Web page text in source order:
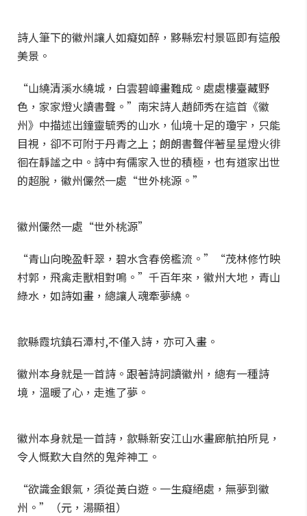
詩人筆下的徽州讓人如癡如醉，黟縣宏村景區即有這般
美景。
“山繞清溪水繞城，白雲碧嶂畫難成。處處樓臺藏野
色，家家燈火讀書聲。”南宋詩人趙師秀在這首《徽
州》中描述出鐘靈毓秀的山水，仙境十足的瓊宇，只能
目視，卻不可附于丹青之上；朗朗書聲伴著星星燈火徘
徊在靜謐之中。詩中有儒家入世的積極，也有道家出世
的超脫，徽州儼然一處“世外桃源。”
徽州儼然一處“世外桃源”
“青山向晚盈軒翠，碧水含春傍檻流。”“茂林修竹映
村郭，飛禽走獸相對鳴。”千百年來，徽州大地，青山
綠水，如詩如畫，總讓人魂牽夢繞。
歙縣霞坑鎮石潭村,不僅入詩，亦可入畫。
徽州本身就是一首詩。跟著詩詞讀徽州，總有一種詩
境，溫暖了心，走進了夢。
徽州本身就是一首詩，歙縣新安江山水畫廊航拍所見，
令人慨歎大自然的鬼斧神工。
“欲識金銀氣，須從黃白遊。一生癡絕處，無夢到徽
州。”（元，湯顯祖）